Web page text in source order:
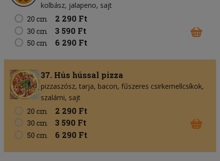
kolbász jalapeno sajt
20 cm
2 290 Ft
30 cm 3 590 Ft
50 cm 6 290 Ft
37. Hús hússal pizza
pizzaszósz tarja bacon fűszeres csirkemellcsíkok
szalámi sajt
20 cm
2 290 Ft
30 cm 3 590 Ft
50 cm 6 290 Ft